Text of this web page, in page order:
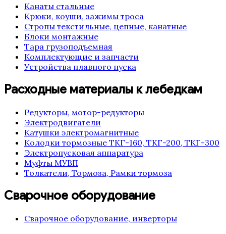
Канаты стальные
Крюки, коуши, зажимы троса
Стропы текстильные, цепные, канатные
Блоки монтажные
Тара грузоподъемная
Комплектующие и запчасти
Устройства плавного пуска
Расходные материалы к лебедкам
Редукторы, мотор-редукторы
Электродвигатели
Катушки электромагнитные
Колодки тормозные ТКГ-160, ТКГ-200, ТКГ-300
Электропусковая аппаратура
Муфты МУВП
Толкатели, Тормоза, Рамки тормоза
Сварочное оборудование
Сварочное оборудование, инверторы